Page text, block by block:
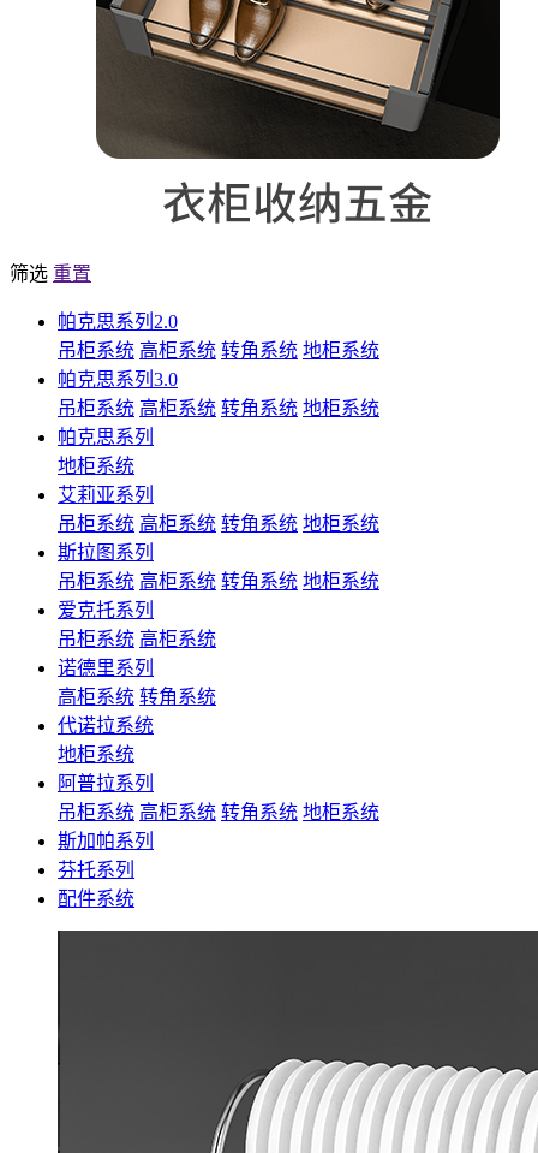
筛选 重置
帕克思系列2.0
吊柜系统 高柜系统 转角系统 地柜系统
帕克思系列3.0
吊柜系统 高柜系统 转角系统 地柜系统
帕克思系列
地柜系统
艾莉亚系列
吊柜系统 高柜系统 转角系统 地柜系统
斯拉图系列
吊柜系统 高柜系统 转角系统 地柜系统
爱克托系列
吊柜系统 高柜系统
诺德里系列
高柜系统 转角系统
代诺拉系统
地柜系统
阿普拉系列
吊柜系统 高柜系统 转角系统 地柜系统
斯加帕系列
芬托系列
配件系统